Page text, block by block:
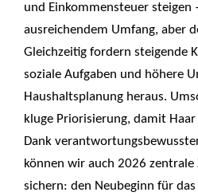
und Einkommensteuer steigen
ausreichendem Umfang, aber
Gleichzeitig fordern steigende
soziale Aufgaben und höhere
Haushaltsplanung heraus.
kluge Priorisierung, damit
Dank
können wir auch 2026
sichern: den Neubeginn für